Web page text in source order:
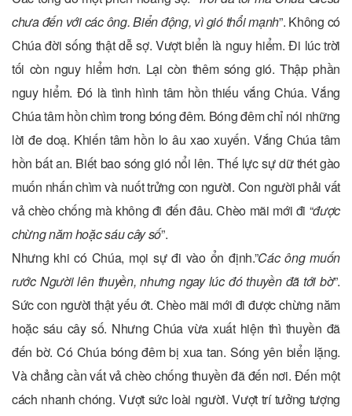
chưa đến với các ông. Biển động, vì gió thổi mạnh”. Không có
Chúa đời sống thật dễ sợ. Vượt biển là nguy hiểm. Đi lúc trời
tối còn nguy hiểm hơn. Lại còn thêm sóng gió. Thập phần
nguy hiểm. Đó là tình hình tâm hồn thiếu vắng Chúa. Vắng
Chúa tâm hồn chìm trong bóng đêm. Bóng đêm chỉ nói những
lời đe doạ. Khiến tâm hồn lo âu xao xuyến. Vắng Chúa tâm
hồn bất an. Biết bao sóng gió nổi lên. Thế lực sự dữ thét gào
muốn nhấn chìm và nuốt trửng con người. Con người phải vất
vả chèo chống mà không đi đến đâu. Chèo mãi mới đi “được
chừng năm hoặc sáu cây số”.
Nhưng khi có Chúa, mọi sự đi vào ổn định.”Các ông muốn
rước Người lên thuyền, nhưng ngay lúc đó thuyền đã tới bờ”.
Sức con người thật yếu ớt. Chèo mãi mới đi được chừng năm
hoặc sáu cây số. Nhưng Chúa vừa xuất hiện thì thuyền đã
đến bờ. Có Chúa bóng đêm bị xua tan. Sóng yên biển lặng.
Và chẳng cần vất vả chèo chống thuyền đã đến nơi. Đến một
cách nhanh chóng. Vượt sức loài người. Vượt trí tưởng tượng